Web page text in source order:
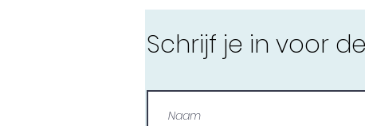
Schrijf je in voor